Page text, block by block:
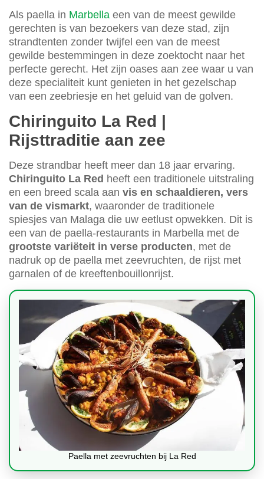
Als paella in Marbella een van de meest gewilde
gerechten is van bezoekers van deze stad, zijn
strandtenten zonder twijfel een van de meest
gewilde bestemmingen in deze zoektocht naar het
perfecte gerecht. Het zijn oases aan zee waar u van
deze specialiteit kunt genieten in het gezelschap
van een zeebriesje en het geluid van de golven.
Chiringuito La Red |
Rijsttraditie aan zee
Deze strandbar heeft meer dan 18 jaar ervaring.
Chiringuito La Red heeft een traditionele uitstraling
en een breed scala aan vis en schaaldieren, vers
van de vismarkt, waaronder de traditionele
spiesjes van Malaga die uw eetlust opwekken. Dit is
een van de paella-restaurants in Marbella met de
grootste variëteit in verse producten, met de
nadruk op de paella met zeevruchten, de rijst met
garnalen of de kreeftenbouillonrijst.
Paella met zeevruchten bij La Red